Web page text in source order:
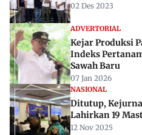
02 Des 2023
ADVERTORIAL
Kejar Produksi
Indeks
Sawah Baru
07 Jan 2026
NASIONAL
Ditutup,
Lahirkan 19
12 Nov 2025